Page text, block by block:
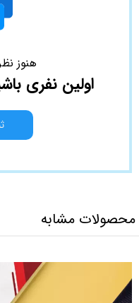
هنوز
اولین نفری
محصولات مشابه